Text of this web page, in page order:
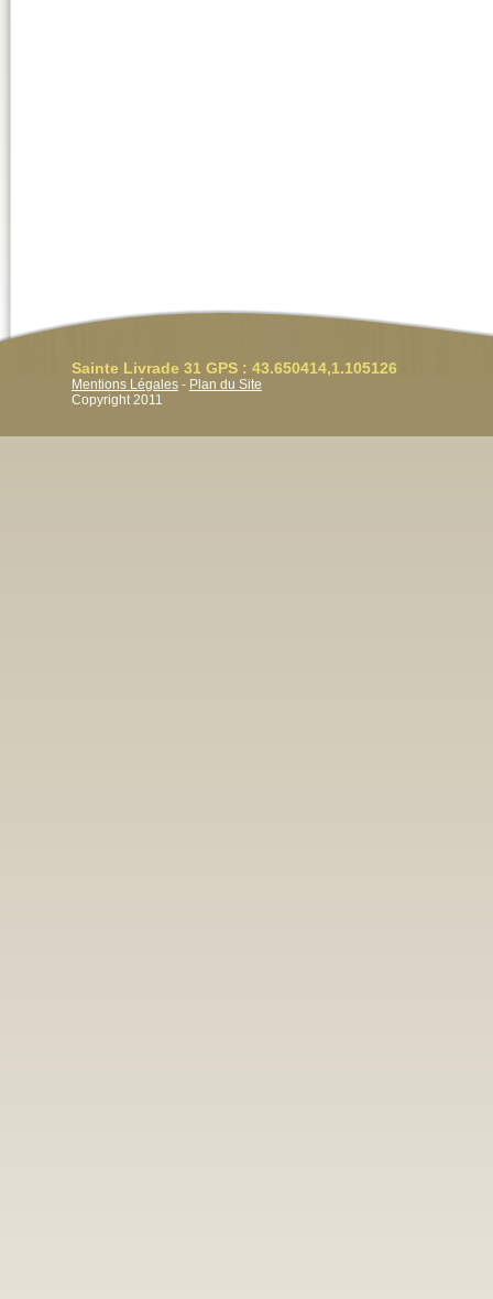
Sainte Livrade 31 GPS : 43.650414,1.105126
Mentions Légales - Plan du Site
Copyright 2011